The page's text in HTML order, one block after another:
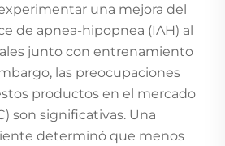
una mejora del
de apnea-hipopnea (IAH) al
junto con entrenamiento
las preocupaciones
productos en el mercado
son significativas. Una
determinó que menos